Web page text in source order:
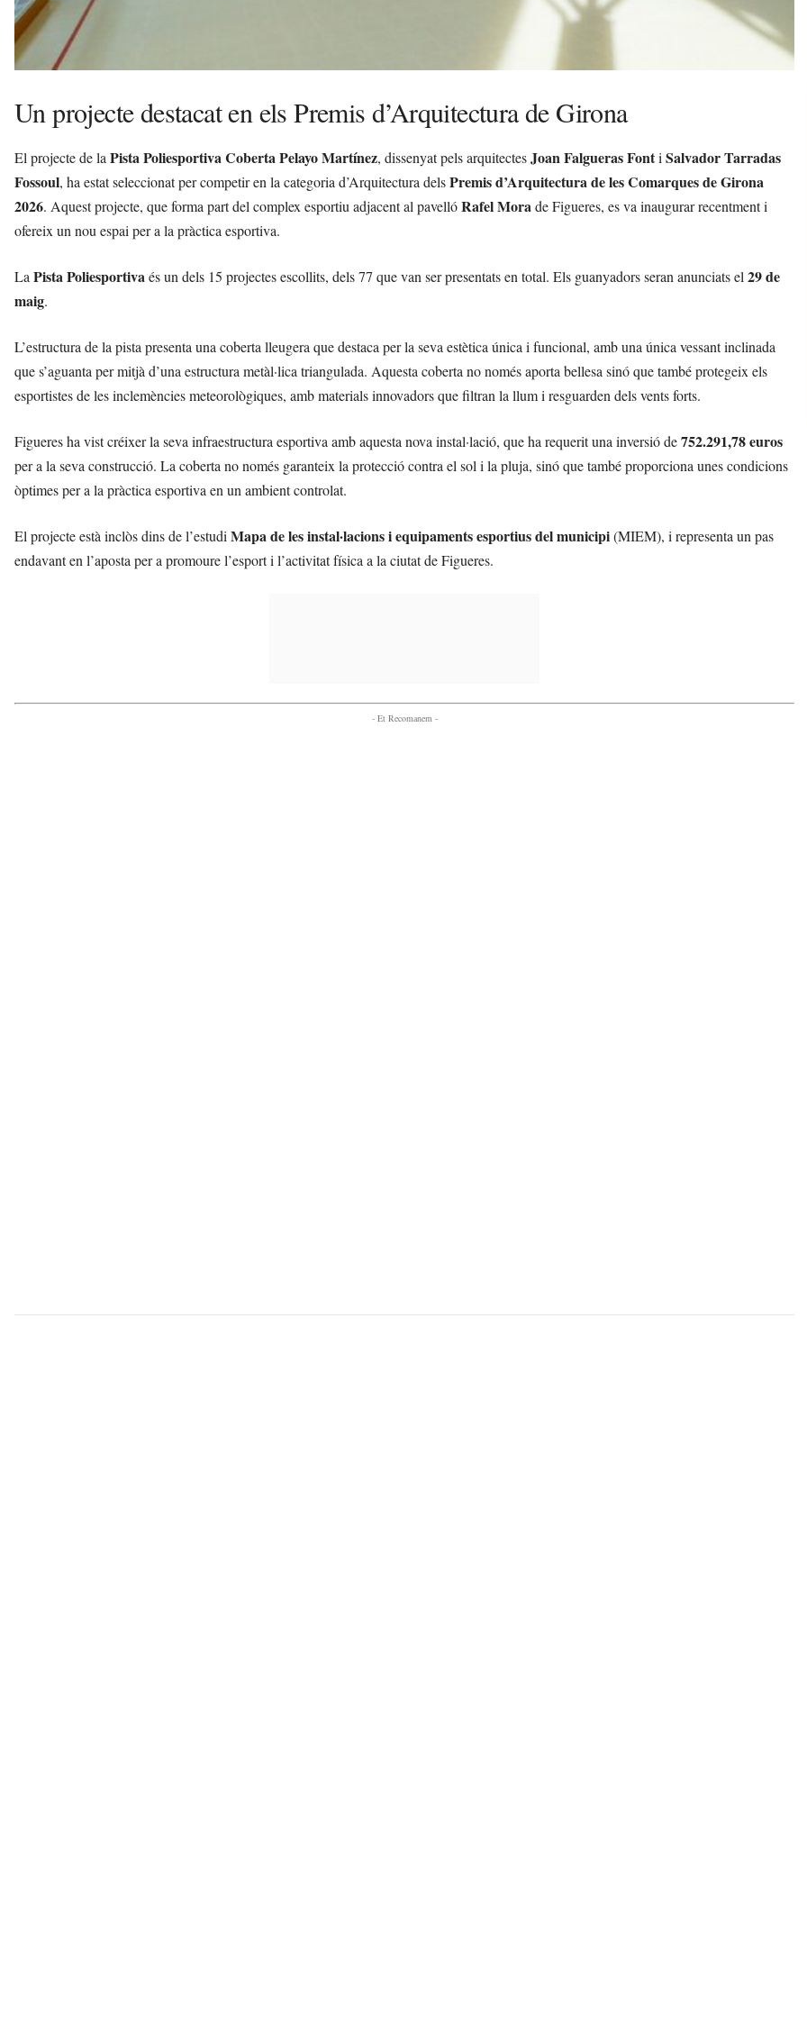
Un projecte destacat en els Premis d’Arquitectura de Girona
El projecte de laPista Poliesportiva Coberta Pelayo Martínez, dissenyat pels arquitectesJoan Falgueras FontiSalvador Tarradas
Fossoul, ha estat seleccionat per competir en la categoria d’Arquitectura delsPremis d’Arquitectura de les Comarques de Girona
2026. Aquest projecte, que forma part del complex esportiu adjacent al pavellóRafel Morade Figueres, es va inaugurar recentment i
ofereix un nou espai per a la pràctica esportiva.
LaPista Poliesportivaés un dels 15 projectes escollits, dels 77 que van ser presentats en total. Els guanyadors seran anunciats el29 de
maig.
L’estructura de la pista presenta una coberta lleugera que destaca per la seva estètica única i funcional, amb una única vessant inclinada
que s’aguanta per mitjà d’una estructura metàl·lica triangulada. Aquesta coberta no només aporta bellesa sinó que també protegeix els
esportistes de les inclemències meteorològiques, amb materials innovadors que filtran la llum i resguarden dels vents forts.
Figueres ha vist créixer la seva infraestructura esportiva amb aquesta nova instal·lació, que ha requerit una inversió de752.291,78 euros
per a la seva construcció. La coberta no només garanteix la protecció contra el sol i la pluja, sinó que també proporciona unes condicions
òptimes per a la pràctica esportiva en un ambient controlat.
El projecte està inclòs dins de l’estudiMapa de les instal·lacions i equipaments esportius del municipi(MIEM), i representa un pas
endavant en l’aposta per a promoure l’esport i l’activitat física a la ciutat de Figueres.
- Et Recomanem -